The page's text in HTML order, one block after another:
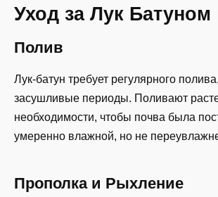
Уход за Лук Батуном
Полив
Лук-батун требует регулярного
засушливые периоды. Поливают
необходимости, чтобы почва была
умеренно влажной, но не
Прополка и Рыхление